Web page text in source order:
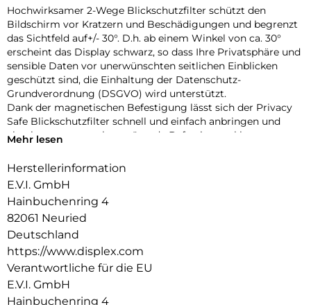
Hochwirksamer 2-Wege Blickschutzfilter schützt den
Bildschirm vor Kratzern und Beschädigungen und begrenzt
das Sichtfeld auf+/- 30°. D.h. ab einem Winkel von ca. 30°
erscheint das Display schwarz, so dass Ihre Privatsphäre und
sensible Daten vor uner­wünschten seitlichen Einblicken
geschützt sind, die Einhaltung der Datenschutz-
Grundverordnung (DSGVO) wird unterstützt.
Dank der magnetischen Befestigung lässt sich der Privacy
Safe Blickschutzfilter schnell und einfach anbringen und
abnehmen – ganz ohne störende Befestigungsklammern.
Anwendung auf Monitoren. Laptopschließen ist ebenfalls
Dual Surface Technology: der Privacy Safe Blickschutzfilter
hat 2 verschiedene Wendeseiten. Die matte Anti-Reflex­
überfläche ermöglicht den entspiegelten, blendfreien Einsatz
(v.a. bei hellem Licht) und reduziert störende
Fingerabdrücke. Die andere, glänzende Seite sorgt für
klarere Sicht auf den Bildschirm und maximale Farbbrillanz,
v.a. im Innenbereich und bei mittleren bis dunklen
Lichtverhältnissen.
Der integrierte Bluelight-Filter reduziert schädliches,
Mehr lesen
Herstellerinformation
E.V.I. GmbH
Hainbuchenring 4
82061 Neuried
Deutschland
https://www.displex.com
Verantwortliche für die EU
E.V.I. GmbH
Hainbuchenring 4